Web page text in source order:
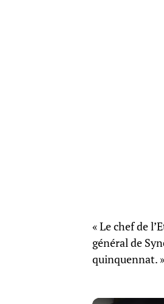
« Le chef de
général de
quinquennat. »